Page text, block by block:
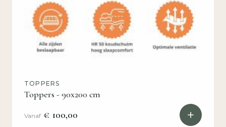
TOPPERS
Toppers - 90x200 cm
Vanaf € 100,00